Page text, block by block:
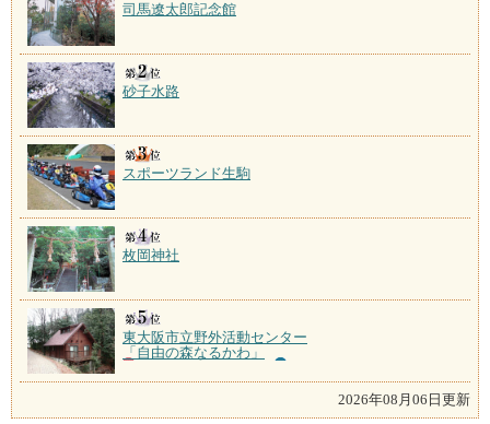
司馬遼太郎記念館
砂子水路
スポーツランド生駒
枚岡神社
東大阪市立野外活動センター
「自由の森なるかわ」
2026年08月06日更新